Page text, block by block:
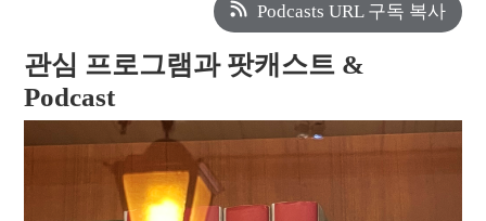
Podcasts URL 구독 복사
관심 프로그램과 팟캐스트 &
Podcast